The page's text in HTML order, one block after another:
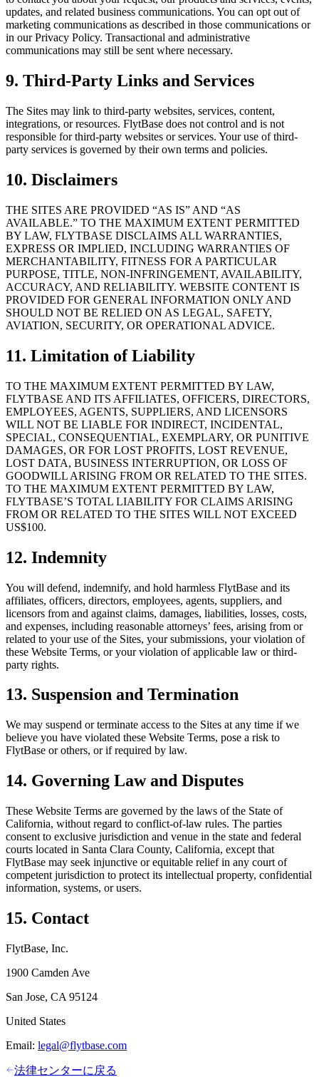
updates, and related business communications. You can opt out of
marketing communications as described in those communications or
in our Privacy Policy. Transactional and administrative
communications may still be sent where necessary.
9. Third-Party Links and Services
The Sites may link to third-party websites, services, content,
integrations, or resources. FlytBase does not control and is not
responsible for third-party websites or services. Your use of third-
party services is governed by their own terms and policies.
10. Disclaimers
THE SITES ARE PROVIDED “AS IS” AND “AS
AVAILABLE.” TO THE MAXIMUM EXTENT PERMITTED
BY LAW, FLYTBASE DISCLAIMS ALL WARRANTIES,
EXPRESS OR IMPLIED, INCLUDING WARRANTIES OF
MERCHANTABILITY, FITNESS FOR A PARTICULAR
PURPOSE, TITLE, NON-INFRINGEMENT, AVAILABILITY,
ACCURACY, AND RELIABILITY. WEBSITE CONTENT IS
PROVIDED FOR GENERAL INFORMATION ONLY AND
SHOULD NOT BE RELIED ON AS LEGAL, SAFETY,
AVIATION, SECURITY, OR OPERATIONAL ADVICE.
11. Limitation of Liability
TO THE MAXIMUM EXTENT PERMITTED BY LAW,
FLYTBASE AND ITS AFFILIATES, OFFICERS, DIRECTORS,
EMPLOYEES, AGENTS, SUPPLIERS, AND LICENSORS
WILL NOT BE LIABLE FOR INDIRECT, INCIDENTAL,
SPECIAL, CONSEQUENTIAL, EXEMPLARY, OR PUNITIVE
DAMAGES, OR FOR LOST PROFITS, LOST REVENUE,
LOST DATA, BUSINESS INTERRUPTION, OR LOSS OF
GOODWILL ARISING FROM OR RELATED TO THE SITES.
TO THE MAXIMUM EXTENT PERMITTED BY LAW,
FLYTBASE’S TOTAL LIABILITY FOR CLAIMS ARISING
FROM OR RELATED TO THE SITES WILL NOT EXCEED
US$100.
12. Indemnity
You will defend, indemnify, and hold harmless FlytBase and its
affiliates, officers, directors, employees, agents, suppliers, and
licensors from and against claims, damages, liabilities, losses, costs,
and expenses, including reasonable attorneys’ fees, arising from or
related to your use of the Sites, your submissions, your violation of
these Website Terms, or your violation of applicable law or third-
party rights.
13. Suspension and Termination
We may suspend or terminate access to the Sites at any time if we
believe you have violated these Website Terms, pose a risk to
FlytBase or others, or if required by law.
14. Governing Law and Disputes
These Website Terms are governed by the laws of the State of
California, without regard to conflict-of-law rules. The parties
consent to exclusive jurisdiction and venue in the state and federal
courts located in Santa Clara County, California, except that
FlytBase may seek injunctive or equitable relief in any court of
competent jurisdiction to protect its intellectual property, confidential
information, systems, or users.
15. Contact
FlytBase, Inc.
1900 Camden Ave
San Jose, CA 95124
United States
Email: legal@flytbase.com
法律センターに戻る